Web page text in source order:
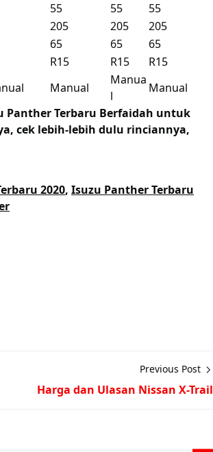
55 55
55
205 205
205
65 65
65
R15 R15
R15
Manual
Manua
l
Manual
Panther Terbaru Berfaidah untuk
cek lebih-lebih dulu rinciannya,
2020, Isuzu Panther Terbaru
Previous Post
Harga dan Ulasan Nissan X-Trail